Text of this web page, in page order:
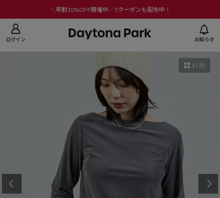
＼早割10%OFF開催中／5クーポンも配布中！
ログイン お知らせ
1 / 31